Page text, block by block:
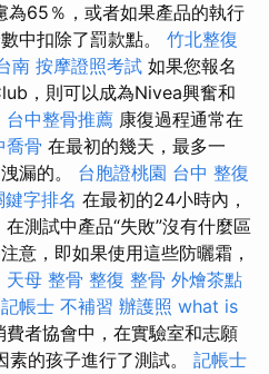
為65％，或者如果產品的執行
中扣除了罰款點。 竹北整復
南 按摩證照考試 如果您報名
，則可以成為Nivea興奮和
台中整骨推薦 康復過程通常在
喬骨 在最初的幾天，最多一
漏的。 台胞證桃園 台中 整復
字排名 在最初的24小時內，
測試中產品“失敗”沒有什麼區
意，即如果使用這些防曬霜，
天母 整骨 整復 整骨 外燴茶點
記帳士 不補習 辦護照 what is
費者協會中，在實驗室和志願
的孩子進行了測試。 記帳士